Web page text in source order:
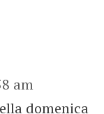
am
domenica